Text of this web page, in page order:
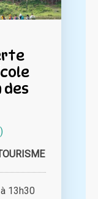
des
13h30